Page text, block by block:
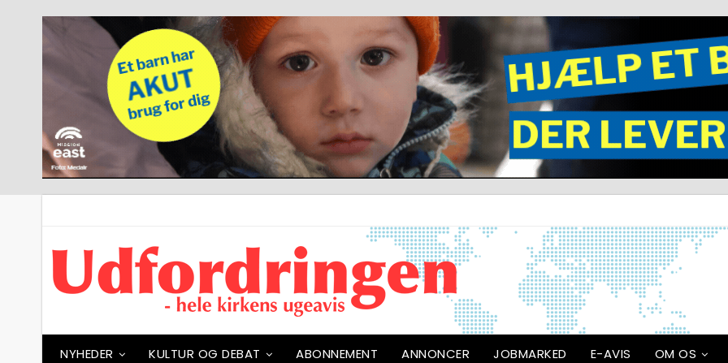
NYHEDER KULTUR OG DEBAT ABONNEMENT ANNONCER JOBMARKED E-AVIS OM OS